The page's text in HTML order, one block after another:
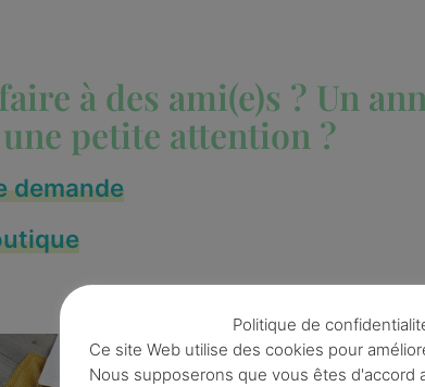
à des ami(e)s ? Un
petite attention ?
demande
Politique de
Ce site Web utilise des cookies pour
Nous supposerons que vous êtes d'accord